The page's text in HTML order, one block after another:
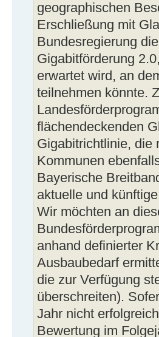
geographischen
Erschließung mit
Bundesregierung
Gigabitförderung
erwartet wird, an
teilnehmen könnte.
flächendeckenden
Gigabitrichtlinie, die
Kommunen
Bayerische
aktuelle und
Wir möchten an
anhand definierter
Ausbaubedarf
die zur Verfügung
überschreiten).
Jahr nicht
Bewertung im